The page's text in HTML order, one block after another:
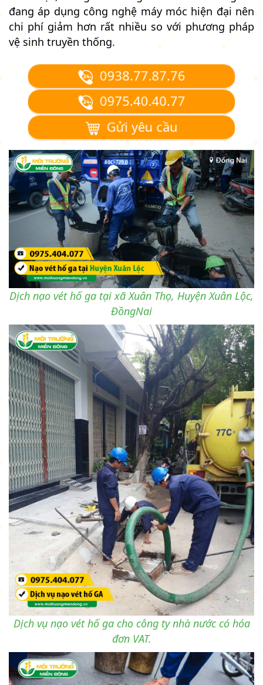
đang áp dụng công nghệ máy móc hiện đại nên
chi phí giảm hơn rất nhiều so với phương pháp
vệ sinh truyền thống.
0938.77.87.76
0975.40.40.77
Gửi yêu cầu
Dịch nạo vét hố ga tại xã Xuân Thọ, Huyện Xuân Lộc,
ĐồngNai
Dịch vụ nạo vét hố ga cho công ty nhà nước có hóa
đơn VAT.